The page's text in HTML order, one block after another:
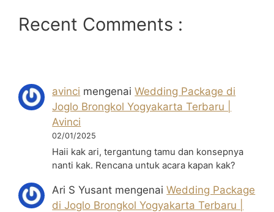
Recent Comments :
avinci mengenaiWedding Package di
Joglo Brongkol Yogyakarta Terbaru |
Avinci
02/01/2025
Haii kak ari, tergantung tamu dan konsepnya
nanti kak. Rencana untuk acara kapan kak?
Ari S Yusant mengenaiWedding Package
di Joglo Brongkol Yogyakarta Terbaru |